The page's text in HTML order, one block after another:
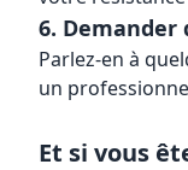
6. Demander
Parlez-en à
un
Et si vous